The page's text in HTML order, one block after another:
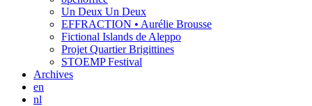
Un Deux Un Deux
EFFRACTION • Aurélie Brousse
Fictional Islands de Aleppo
Projet Quartier Brigittines
STOEMP Festival
Archives
en
nl